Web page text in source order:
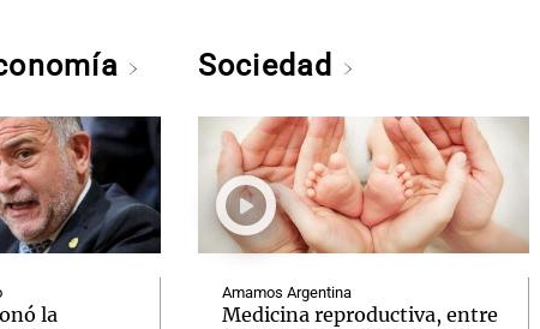
la
Sociedad
Amamos Argentina
Medicina reproductiva, entre